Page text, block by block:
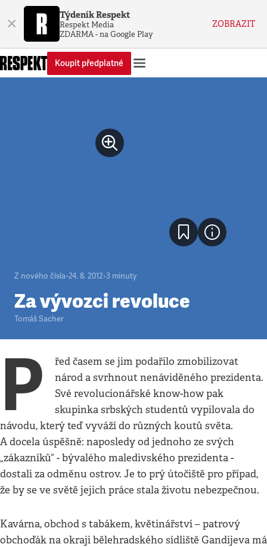
× Týdeník Respekt
Respekt Media
ZDARMA - na Google Play
ZOBRAZIT
Koupit předplatné
Z nového čísla•24. 8. 2012•3 minuty
Za vývozci revoluce
Tomáš Sacher
P
řed časem se jim podařilo zmobilizovat
národ a svrhnout nenáviděného prezidenta.
Své revolucionářské know-how pak
skupinka srbských studentů vypilovala do
návodu, který teď vyváží do různých koutů světa.
A docela úspěšně: naposledy od jednoho ze svých
„zákazníků“ - bývalého maledivského prezidenta -
dostali za odměnu ostrov. Je to prý útočiště pro případ,
že by se ve světě jejich práce stala životu nebezpečnou.
Kavárna, obchod s tabákem, květinářství – patrový
obchoďák na okraji bělehradského sídliště Gandijeva má